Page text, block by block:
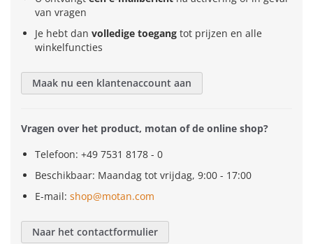
van vragen
Je hebt dan volledige toegang tot prijzen en alle
winkelfuncties
Maak nu een klantenaccount aan
Vragen over het product, motan of de online shop?
Telefoon: +49 7531 8178 - 0
Beschikbaar: Maandag tot vrijdag, 9:00 - 17:00
E-mail: shop@motan.com
Naar het contactformulier